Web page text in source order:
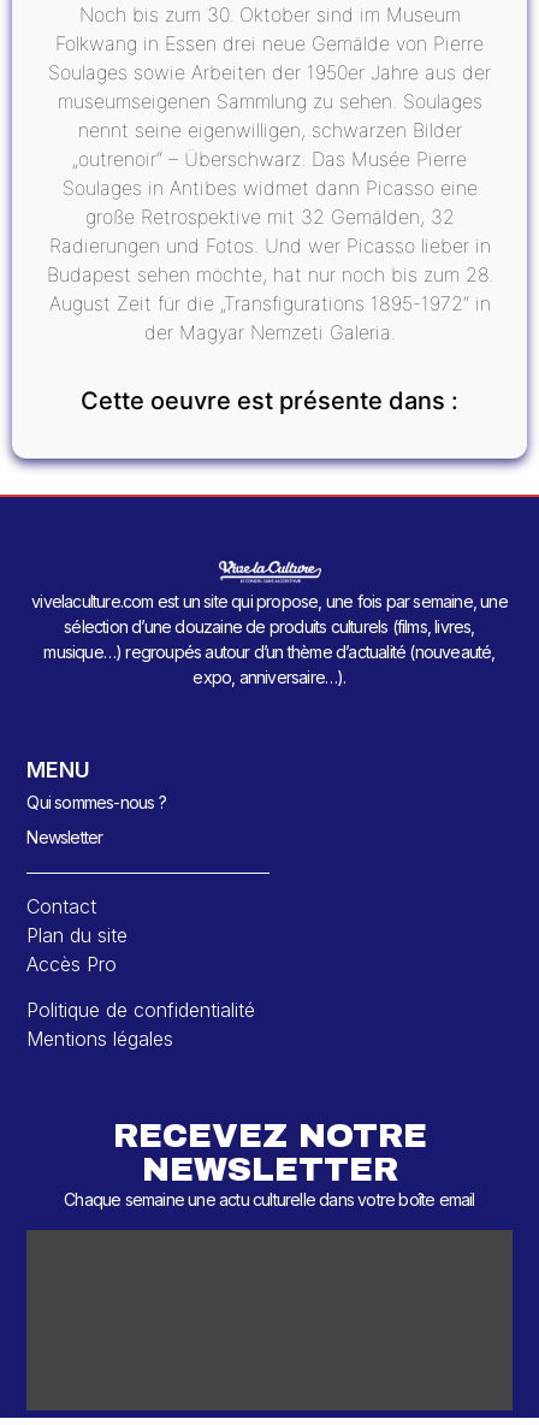
Noch bis zum 30. Oktober sind im Museum
Folkwang in Essen drei neue Gemälde von Pierre
Soulages sowie Arbeiten der 1950er Jahre aus der
museumseigenen Sammlung zu sehen. Soulages
nennt seine eigenwilligen, schwarzen Bilder
„outrenoir“ – Überschwarz. Das Musée Pierre
Soulages in Antibes widmet dann Picasso eine
große Retrospektive mit 32 Gemälden, 32
Radierungen und Fotos. Und wer Picasso lieber in
Budapest sehen möchte, hat nur noch bis zum 28.
August Zeit für die „Transfigurations 1895-1972“ in
der Magyar Nemzeti Galeria.
Cette oeuvre est présente dans :
vivelaculture.com est un site qui propose, une fois par semaine, une
sélection d’une douzaine de produits culturels (films, livres,
musique…) regroupés autour d’un thème d’actualité (nouveauté,
expo, anniversaire…).
MENU
Qui sommes-nous ?
Newsletter
Contact
Plan du site
Accès Pro
Politique de confidentialité
Mentions légales
RECEVEZ NOTRE
NEWSLETTER
Chaque semaine une actu culturelle dans votre boîte email